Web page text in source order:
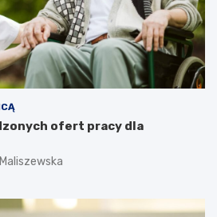
ofert pracy dla